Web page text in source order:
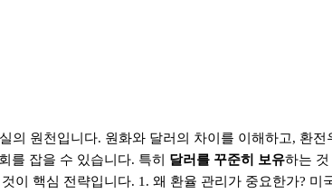
의 원천입니다. 원화와 달러의 차이를 이해하고, 환전
를 잡을 수 있습니다. 특히 달러를 꾸준히 보유하는
이 핵심 전략입니다. 1. 왜 환율 관리가 중요한가? 미